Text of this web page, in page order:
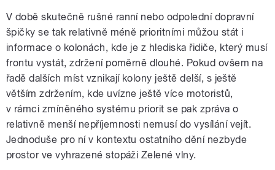
V době skutečně rušné ranní nebo odpolední dopravní
špičky se tak relativně méně prioritními můžou stát i
informace o kolonách, kde je z hlediska řidiče, který musí
frontu vystát, zdržení poměrně dlouhé. Pokud ovšem na
řadě dalších míst vznikají kolony ještě delší, s ještě
větším zdržením, kde uvízne ještě více motoristů,
v rámci zmíněného systému priorit se pak zpráva o
relativně menší nepříjemnosti nemusí do vysílání vejít.
Jednoduše pro ní v kontextu ostatního dění nezbyde
prostor ve vyhrazené stopáži Zelené vlny.